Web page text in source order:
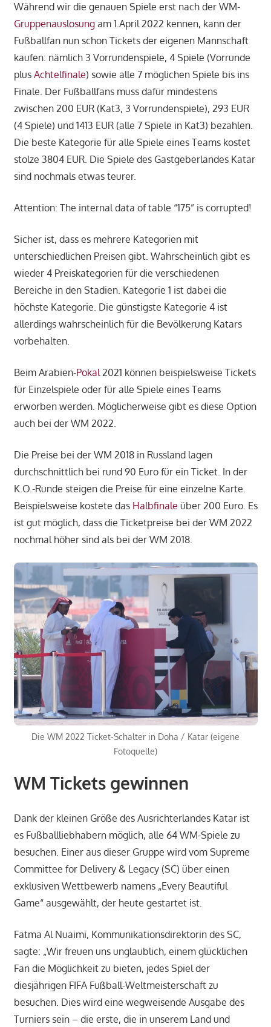
Während wir die genauen Spiele erst nach der WM-
Gruppenauslosungam 1.April 2022 kennen, kann der
Fußballfan nun schon Tickets der eigenen Mannschaft
kaufen: nämlich 3 Vorrundenspiele, 4 Spiele (Vorrunde
plus Achtelfinale) sowie alle 7 möglichen Spiele bis ins
Finale. Der Fußballfans muss dafür mindestens
zwischen 200 EUR (Kat3, 3 Vorrundenspiele), 293 EUR
(4 Spiele) und 1413 EUR (alle 7 Spiele in Kat3) bezahlen.
Die beste Kategorie für alle Spiele eines Teams kostet
stolze 3804 EUR. Die Spiele des Gastgeberlandes Katar
sind nochmals etwas teurer.
Attention: The internal data of table “175” is corrupted!
Sicher ist, dass es mehrere Kategorien mit
unterschiedlichen Preisen gibt. Wahrscheinlich gibt es
wieder 4 Preiskategorien für die verschiedenen
Bereiche in den Stadien. Kategorie 1 ist dabei die
höchste Kategorie. Die günstigste Kategorie 4 ist
allerdings wahrscheinlich für die Bevölkerung Katars
vorbehalten.
Beim Arabien-Pokal2021 können beispielsweise Tickets
für Einzelspiele oder für alle Spiele eines Teams
erworben werden. Möglicherweise gibt es diese Option
auch bei der WM 2022.
Die Preise bei der WM 2018 in Russland lagen
durchschnittlich bei rund 90 Euro für ein Ticket. In der
K.O.-Runde steigen die Preise für eine einzelne Karte.
Beispielsweise kostete das Halbfinale über 200 Euro. Es
ist gut möglich, dass die Ticketpreise bei der WM 2022
nochmal höher sind als bei der WM 2018.
Die WM 2022 Ticket-Schalter in Doha / Katar (eigene
Fotoquelle)
WM Tickets gewinnen
Dank der kleinen Größe des Ausrichterlandes Katar ist
es Fußballliebhabern möglich, alle 64 WM-Spiele zu
besuchen. Einer aus dieser Gruppe wird vom Supreme
Committee for Delivery & Legacy (SC) über einen
exklusiven Wettbewerb namens „Every Beautiful
Game“ ausgewählt, der heute gestartet ist.
Fatma Al Nuaimi, Kommunikationsdirektorin des SC,
sagte: „Wir freuen uns unglaublich, einem glücklichen
Fan die Möglichkeit zu bieten, jedes Spiel der
diesjährigen FIFA Fußball-Weltmeisterschaft zu
besuchen. Dies wird eine wegweisende Ausgabe des
Turniers sein – die erste, die in unserem Land und